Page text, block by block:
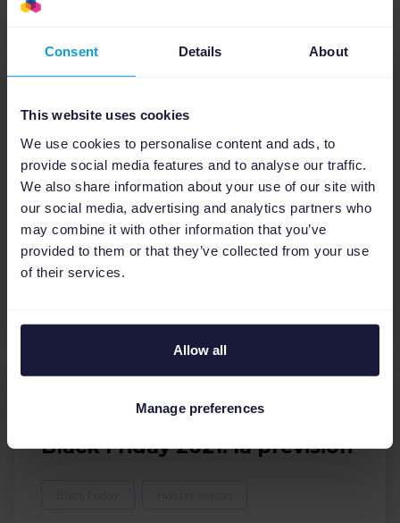
Consent Details About
This website uses cookies
We use cookies to personalise content and ads, to
provide social media features and to analyse our traffic.
We also share information about your use of our site with
our social media, advertising and analytics partners who
may combine it with other information that you’ve
provided to them or that they’ve collected from your use
of their services.
Allow all
Manage preferences
El estado del eCommerce
para agencias: creación de
una estrategia de marketing
más inteligente
Gestión de feeds eCommerce
Black Friday 2021: la previsión